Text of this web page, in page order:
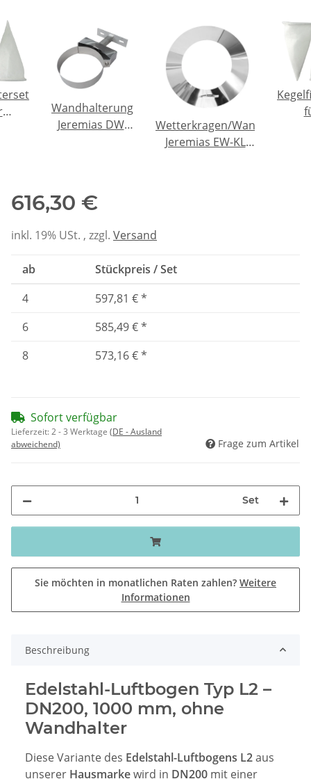
Wandhalterung
Jeremias DW-
Wetterkragen/Wandrosette
Jeremias EW-KL
616,30 €
inkl. 19% USt. , zzgl. Versand
ab
Stückpreis / Set
4
597,81 €*
6
585,49 €*
8
573,16 €*
Sofort verfügbar
Lieferzeit:2 - 3 Werktage (DE - Ausland
abweichend)
Frage zum Artikel
Set
Sie möchten in monatlichen Raten zahlen? Weitere
Informationen
Beschreibung
Edelstahl-Luftbogen Typ L2 –
DN200, 1000 mm, ohne
Wandhalter
Diese Variante des Edelstahl-Luftbogens L2aus
unserer Hausmarkewird in DN200 mit einer